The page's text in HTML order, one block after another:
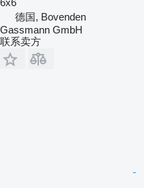
德国, Bovenden
Gassmann GmbH
联系卖方